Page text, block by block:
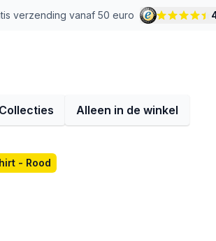
verzending vanaf 50 euro
Collecties Alleen in de winkel
- Rood